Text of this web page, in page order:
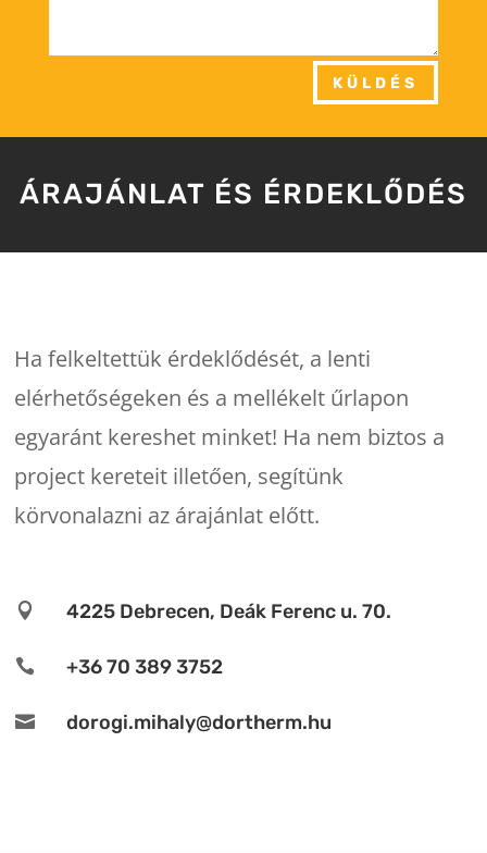
KÜLDÉS
ÁRAJÁNLAT ÉS ÉRDEKLŐDÉS
Ha felkeltettük érdeklődését, a lenti
elérhetőségeken és a mellékelt űrlapon
egyaránt kereshet minket! Ha nem biztos a
project kereteit illetően, segítünk
körvonalazni az árajánlat előtt.
 4225 Debrecen, Deák Ferenc u. 70.
 +36 70 389 3752
 dorogi.mihaly@dortherm.hu